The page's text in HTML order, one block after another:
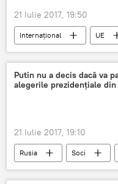
21 Iulie 2017, 19:50
Internaţional UE
negocieri
Brexit.
Brexit
Putin nu a decis dacă va
alegerile prezidențiale din
21 Iulie 2017, 19:10
Rusia Soci
Candidat